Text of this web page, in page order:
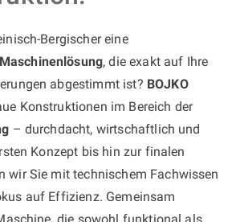
Bergischer eine
, die exakt auf Ihre
abgestimmt ist? BOJKO
Konstruktionen im Bereich der
– durchdacht, wirtschaftlich und
Konzept bis hin zur finalen
wir Sie mit technischem Fachwissen
auf Effizienz. Gemeinsam